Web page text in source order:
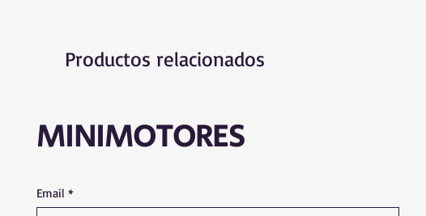
Productos relacionados
MINIMOTORES
Email *